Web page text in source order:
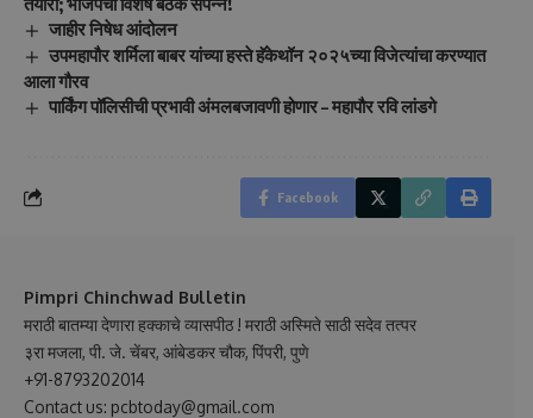
जाहीर निषेध आंदोलन
उपमहापौर शर्मिला बाबर यांच्या हस्ते हॅकेथॉन २०२५च्या विजेत्यांचा करण्यात
आला गौरव
पार्किंग पॉलिसीची प्रभावी अंमलबजावणी होणार – महापौर रवि लांडगे
Facebook
Pimpri Chinchwad Bulletin
मराठी बातम्या देणारा हक्काचे व्यासपीठ ! मराठी अस्मिते साठी सदेव तत्पर
३रा मजला, पी. जे. चेंबर, आंबेडकर चौक, पिंपरी, पुणे
+91-8793202014
Contact us: pcbtoday@gmail.com